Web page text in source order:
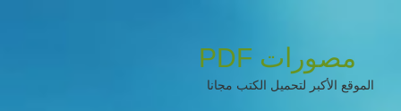
مصورات PDF
الموقع الأكبر لتحميل الكتب مجانا